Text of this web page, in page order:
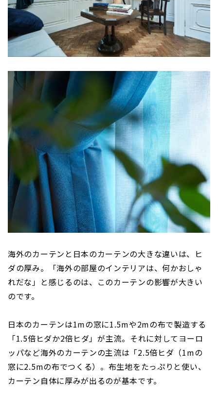
海外のカーテンと日本のカーテンの大きな違いは、ヒ
ダの厚み。「海外の部屋のインテリアは、何かおしゃ
れだな」と感じるのは、このカーテンの影響が大きい
のです。
日本のカーテンは1mの窓に1.5mや2mの布で製造する
「1.5倍ヒダか2倍ヒダ」が主流。それに対してヨーロ
ッパなど海外のカーテンの主流は「2.5倍ヒダ（1mの
窓に2.5mの布でつくる）。布生地をたっぷりと使い、
カーテン自体に厚みが出るのが基本です。